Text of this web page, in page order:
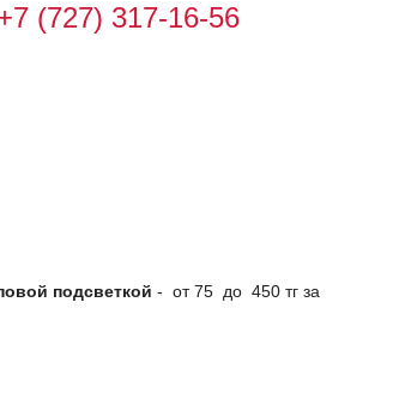
(727) 317-16-56
подсветкой - от 75 до 450 тг за